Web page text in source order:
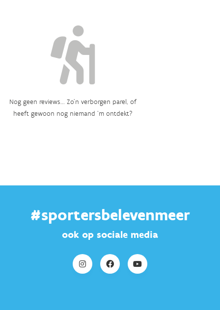
Nog geen reviews... Zo’n verborgen parel, of
heeft gewoon nog niemand ‘m ontdekt?
#sportersbelevenmeer
ook op sociale media